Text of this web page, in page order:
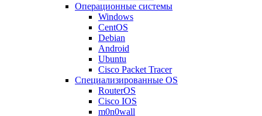
Операционные системы
Windows
CentOS
Debian
Android
Ubuntu
Cisco Packet Tracer
Специализированные OS
RouterOS
Cisco IOS
m0n0wall